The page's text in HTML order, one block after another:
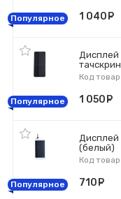
Популярное 1 040
Дисплей
Код
Популярное 1 050
Дисплей
(белый)
Код
Популярное 710